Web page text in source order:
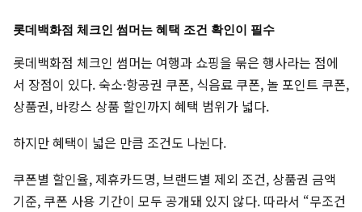
롯데백화점 체크인 썸머는 혜택 조건 확인이 필수
롯데백화점 체크인 썸머는 여행과 쇼핑을 묶은 행사라는 점에
서 장점이 있다. 숙소·항공권 쿠폰, 식음료 쿠폰, 놀 포인트 쿠폰,
상품권, 바캉스 상품 할인까지 혜택 범위가 넓다.
하지만 혜택이 넓은 만큼 조건도 나뉜다.
쿠폰별 할인율, 제휴카드명, 브랜드별 제외 조건, 상품권 금액
기준, 쿠폰 사용 기간이 모두 공개돼 있지 않다. 따라서 “무조건